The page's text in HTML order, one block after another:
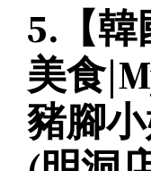
5.【
美食
豬腳